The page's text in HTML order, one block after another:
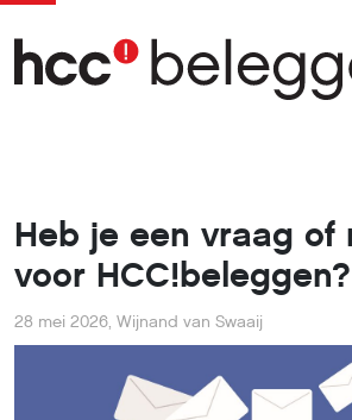
Heb je een vraag of
voor HCC!beleggen?
28 mei 2026, Wijnand van Swaaij